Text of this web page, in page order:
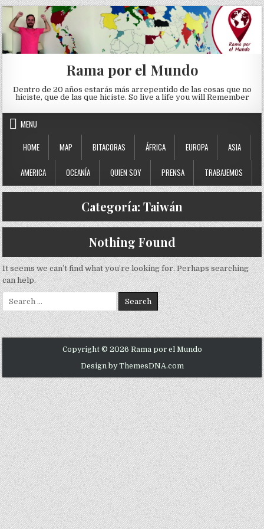
Skip to content
Rama por el Mundo
Dentro de 20 años estarás más arrepentido de las cosas que no
hiciste, que de las que hiciste. So live a life you will Remember
MENU
HOME
MAP BITACORAS ÁFRICA EUROPA ASIA
AMERICA OCEANÍA QUIEN SOY PRENSA TRABAJEMOS
Categoría: Taiwán
Nothing Found
It seems we can’t find what you’re looking for. Perhaps searching
can help.
Search for:
Copyright © 2026 Rama por el Mundo
Design by ThemesDNA.com